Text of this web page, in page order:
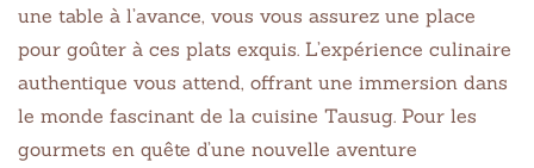
une table à l’avance, vous vous assurez une place
pour goûter à ces plats exquis. L’expérience culinaire
authentique vous attend, offrant une immersion dans
le monde fascinant de la cuisine Tausug. Pour les
gourmets en quête d’une nouvelle aventure